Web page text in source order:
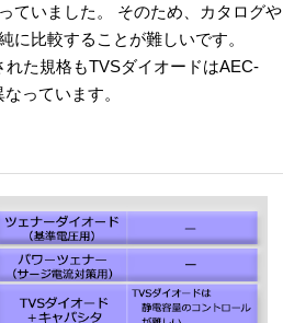
ていました。 そのため、カタログや
に比較することが難しいです。
た規格もTVSダイオードはAEC-
っています。